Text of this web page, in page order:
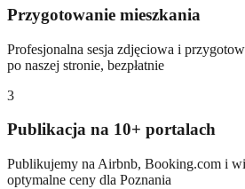
Przygotowanie mieszkania
Profesjonalna sesja zdjęciowa i
po naszej stronie, bezpłatnie
3
Publikacja na 10+ portalach
Publikujemy na Airbnb, Booking.com i
optymalne ceny dla Poznania